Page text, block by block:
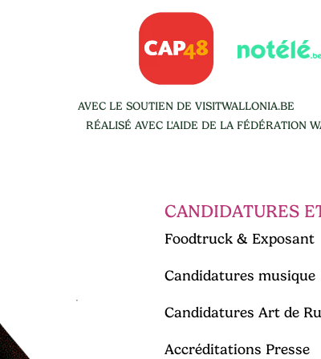
AVEC LE SOUTIEN DE VISITWALLONIA.BE
RÉALISÉ AVEC L'AIDE DE LA FÉDÉRATION
CANDIDATURES
Foodtruck & Exposant
Candidatures musique
Candidatures Art de
Accréditations Presse